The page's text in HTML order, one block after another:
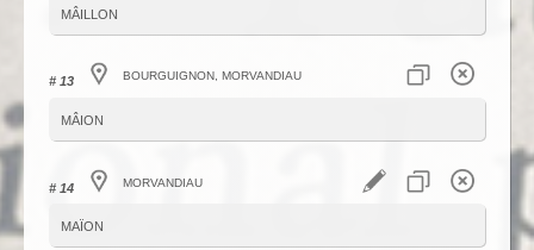
mâillon
# 13 Bourguignon, Morvandiau
mâion
# 14 Morvandiau
maïon